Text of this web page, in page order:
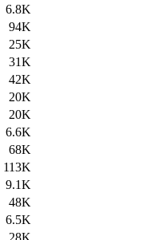
6.8K
94K
25K
31K
42K
20K
20K
6.6K
68K
113K
9.1K
48K
6.5K